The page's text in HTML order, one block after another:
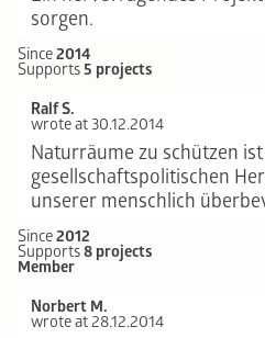
sorgen.
Since2014
Supports5 projects
Ralf S.
wrote at 30.12.2014
Naturräume zu schützen
gesellschaftspolitischen
unserer menschlich
Since2012
Supports8 projects
Member
Norbert M.
wrote at 28.12.2014